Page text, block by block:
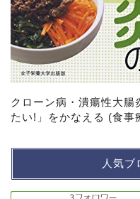
クローン病・潰瘍性大
たい!」をかなえる (食事
人気ブ